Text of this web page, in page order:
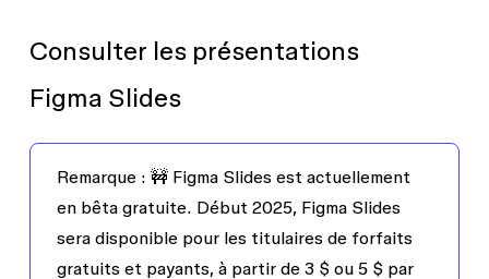
Consulter les présentations
Figma Slides
Remarque : 🚧 Figma Slides est actuellement
en bêta gratuite. Début 2025, Figma Slides
sera disponible pour les titulaires de forfaits
gratuits et payants, à partir de 3 $ ou 5 $ par